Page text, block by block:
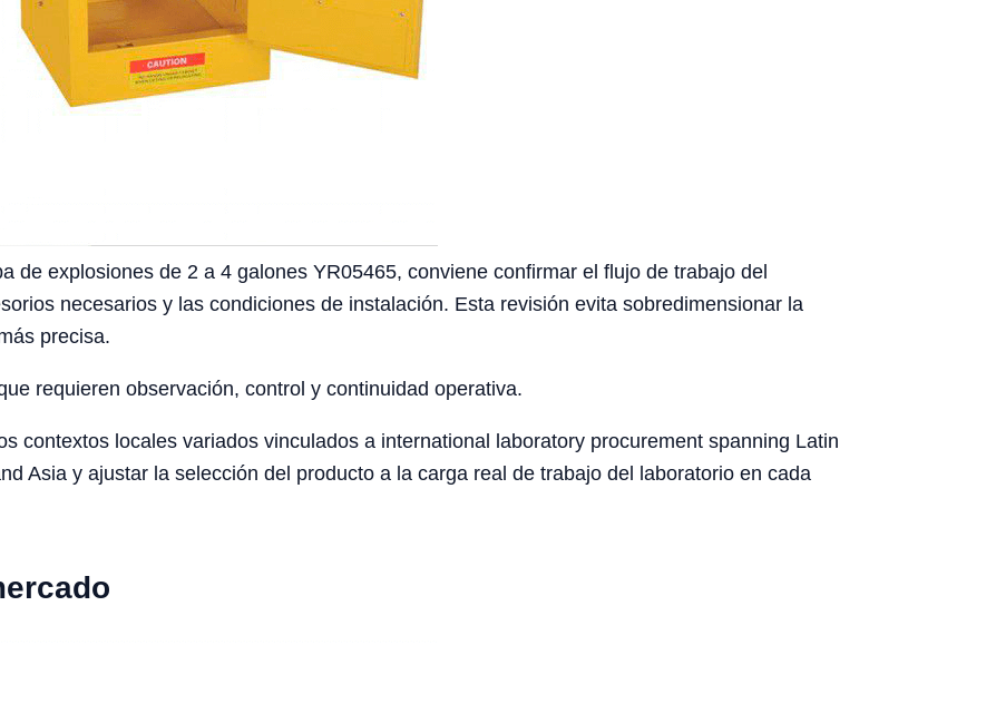
de explosiones de 2 a 4 galones YR05465, conviene confirmar el flujo de trabajo del
necesarios y las condiciones de instalación. Esta revisión evita sobredimensionar la
precisa.
requieren observación, control y continuidad operativa.
contextos locales variados vinculados a international laboratory procurement spanning Latin
Asia y ajustar la selección del producto a la carga real de trabajo del laboratorio en cada